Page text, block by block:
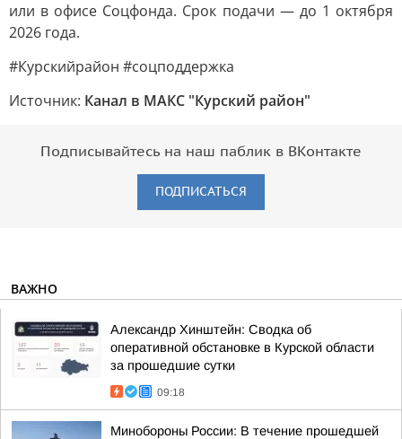
или в офисе Соцфонда. Срок подачи — до 1 октября
2026 года.
#Курскийрайон #соцподдержка
Источник: Канал в МАКС "Курский район"
Подписывайтесь на наш паблик в ВКонтакте
ПОДПИСАТЬСЯ
ВАЖНО
Александр Хинштейн: Сводка об
оперативной обстановке в Курской области
за прошедшие сутки
09:18
Минобороны России: В течение прошедшей